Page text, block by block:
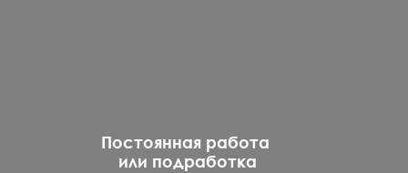
Постоянная работа
или подработка